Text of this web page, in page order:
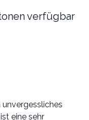
verfügbar
unvergessliches
eine sehr